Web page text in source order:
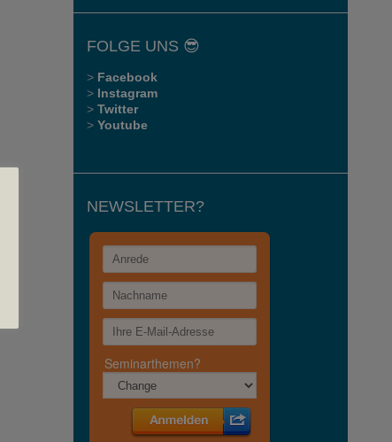
FOLGE UNS 😎
> Facebook
> Instagram
> Twitter
> Youtube
NEWSLETTER?